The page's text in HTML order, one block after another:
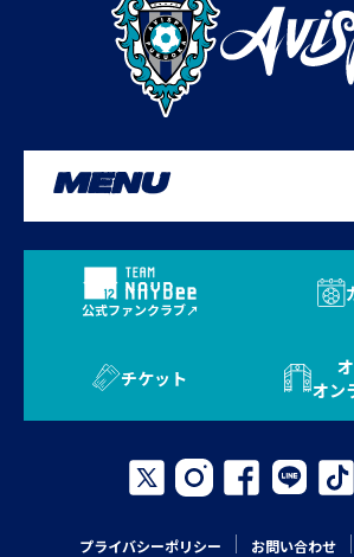
MENU
公式ファンクラブ
チケット
オン
プライバシーポリシー お問い合わせ